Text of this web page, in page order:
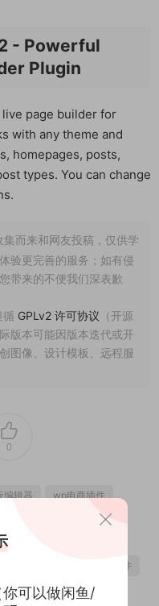
- Powerful
Plugin
page builder for
with any theme and
homepages, posts,
types. You can change
而来和网友投稿，仅供学
验更完善的服务；如有侵
带来的不便我们深表歉
循 GPLv2 许可协议 （开源
版本可能因版本迭代或开
图像、设计模板、远程服
0
编辑器
wp电商插件
Wordpress模板编辑器
wordpress模板美化插件
式模板编辑器
可以做闲鱼/